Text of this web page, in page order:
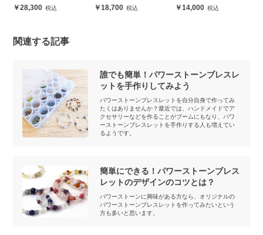
ト メンズ
28,300
ース18,700 14,000
関連する記事
誰でも簡単！パワーストーンブレスレ
ットを手作りしてみよう
パワーストーンブレスレットを自分自身で作ってみ
たくはありませんか？最近では、ハンドメイドでア
クセサリーなどを作ることがブームにもなり、パワ
ーストーンブレスレットを手作りする人も増えてい
るようです。
簡単にできる！パワーストーンブレス
レットのデザインのコツとは？
パワーストーンに興味がある方なら、オリジナルの
パワーストーンブレスレットを作ってみたいという
方も多いと思います。